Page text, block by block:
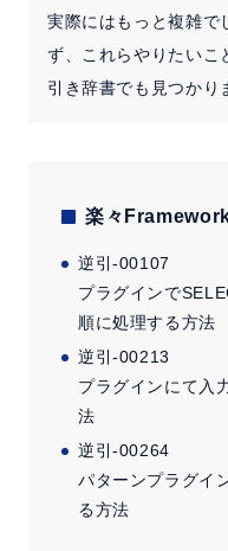
実際にはもっと複雑で
ず、これらやりたいこ
引き辞書でも見つかり
楽々
逆引-00107
プラグインで
順に処理する方法
逆引-00213
プラグインにて入
法
逆引-00264
パターンプラグイ
る方法